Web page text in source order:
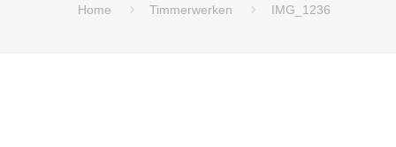
Home Timmerwerken IMG_1236